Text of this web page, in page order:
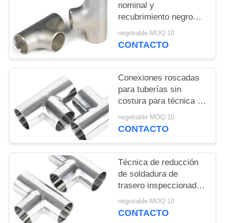
PIDA
UNA
CITA
MAPA
DEL
SITIO
PRIVACY
POLICY
nominal y
recubrimiento negro
para aplicaciones de
alta presión reducción
negotiable MOQ:10
CONTACTO
Conexiones roscadas
para tuberías sin
costura para técnica de
forja de tuberías de
cobre
negotiable MOQ:10
CONTACTO
Técnica de reducción
de soldadura de
trasero inspeccionada
por rayos X para
aplicaciones
negotiable MOQ:10
CONTACTO